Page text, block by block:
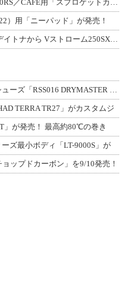
）用「ニーパッド」が発売！
TERRA TR27」がカスタムジ
」が発売！ 最高約80℃の巻き
ズ最小ボディ「LT-9000S」が
ップドカーボン」を9/10発売！